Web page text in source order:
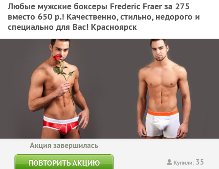
Любые мужские боксеры Frederic Fraer за 275
вместо 650 р.! Качественно, стильно, недорого и
специально для Вас! Красноярск
Купили: 35
Акция завершилась
ПОВТОРИТЬ АКЦИЮ